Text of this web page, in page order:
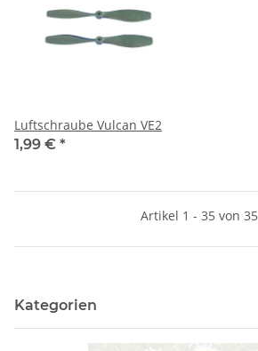
Luftschraube Vulcan VE2
1,99 € *
Artikel 1 - 35 von 35
Kategorien